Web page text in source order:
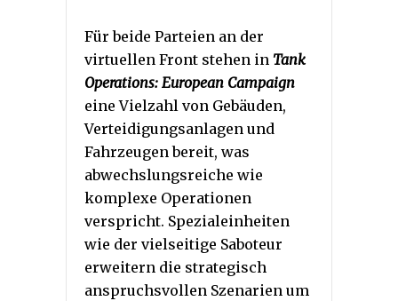
Für beide Parteien an der
virtuellen Front stehen in Tank
Operations: European Campaign
eine Vielzahl von Gebäuden,
Verteidigungsanlagen und
Fahrzeugen bereit, was
abwechslungsreiche wie
komplexe Operationen
verspricht. Spezialeinheiten
wie der vielseitige Saboteur
erweitern die strategisch
anspruchsvollen Szenarien um